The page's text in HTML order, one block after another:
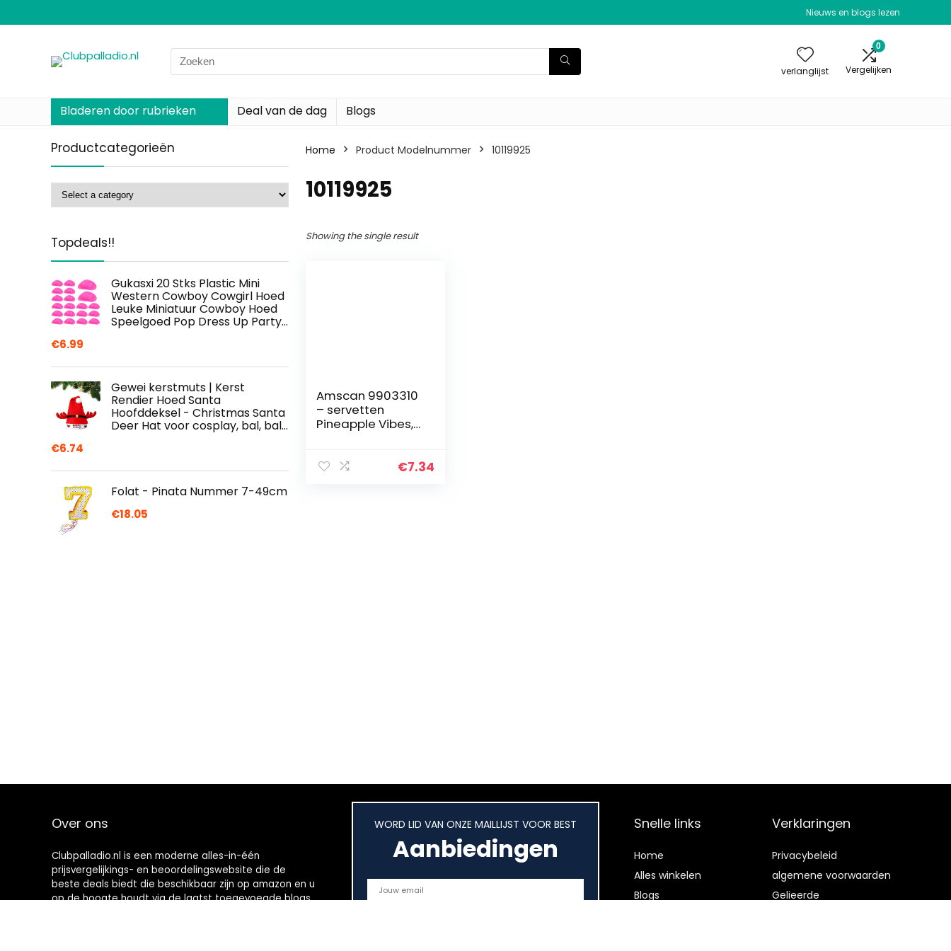
Nieuws en blogs lezen
Search
for:
verlanglijst
0
Vergelijken
Bladeren door rubrieken Deal van de dag Blogs
Productcategorieën
Topdeals!!
Gukasxi 20 Stks Plastic Mini
Western Cowboy Cowgirl Hoed
Leuke Miniatuur Cowboy Hoed
Speelgoed Pop Dress Up Party…
€6.99
Gewei kerstmuts | Kerst
Rendier Hoed Santa
Hoofddeksel - Christmas Santa
Deer Hat voor cosplay, bal, bal…
€6.74
Folat - Pinata Nummer 7-49cm
€18.05
Home Product Modelnummer ‎10119925
‎10119925
Showing the single result
Amscan 9903310
– servetten
Pineapple Vibes,
tafeldecoratie,
€7.34
Over ons
Clubpalladio.nl is een moderne alles-in-één
prijsvergelijkings- en beoordelingswebsite die de
beste deals biedt die beschikbaar zijn op amazon en u
op de hoogte houdt via de laatst toegevoegde blogs.
WORD LID VAN ONZE MAILLIJST VOOR BEST
Aanbiedingen
Snelle links
Home
Alles winkelen
Blogs
Verklaringen
Privacybeleid
algemene voorwaarden
Gelieerde